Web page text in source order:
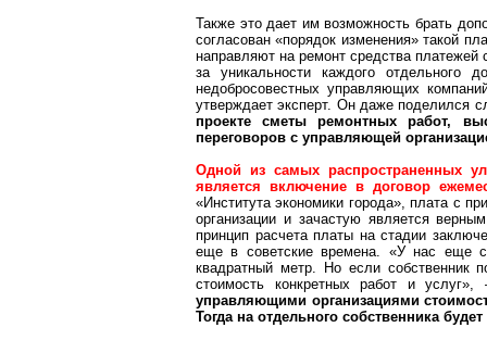
Также это дает им возможность брать
согласован «порядок изменения» такой
направляют на ремонт средства платежей
за уникальности каждого отдельного
недобросовестных управляющих
утверждает эксперт. Он даже поделился
проекте сметы ремонтных работ,
переговоров с управляющей
Одной из самых распространенных
является включение в договор
«Института экономики города», плата с
организации и зачастую является
принцип расчета платы на стадии
еще в советские времена. «У нас еще
квадратный метр. Но если собственник
стоимость конкретных работ и
управляющими организациями
Тогда на отдельного собственника